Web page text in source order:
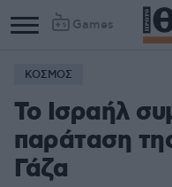
Games
ΚΟΣΜΟΣ
Το Ισραήλ
παράταση
Γάζα